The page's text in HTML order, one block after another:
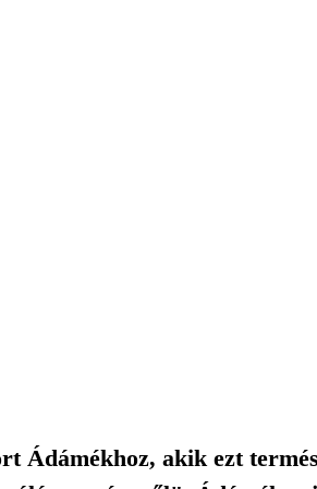
Ádámékhoz, akik ezt